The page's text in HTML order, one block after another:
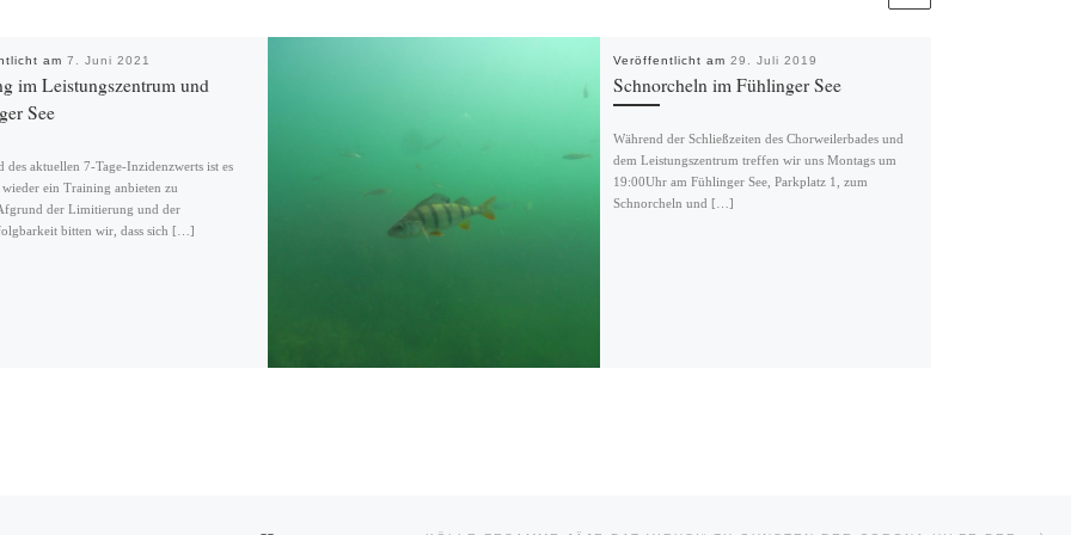
am 7. Juni 2021
im Leistungszentrum und
See
des aktuellen 7-Tage-Inzidenzwerts ist es
ein Training anbieten zu
der Limitierung und der
bitten wir, dass sich […]
Veröffentlicht am 29. Juli 2019
Schnorcheln im Fühlinger See
Während der Schließzeiten des Chorweilerbades und
dem Leistungszentrum treffen wir uns Montags um
19:00Uhr am Fühlinger See, Parkplatz 1, zum
Schnorcheln und […]